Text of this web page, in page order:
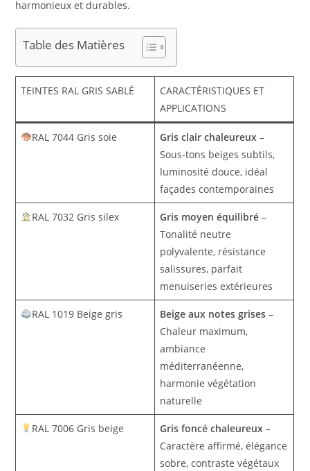
harmonieux et durables.
Table des Matières
TEINTES RAL GRIS SABLÉ
CARACTÉRISTIQUES ET
APPLICATIONS
RAL 7044 Gris soie Gris clair chaleureux –
Sous-tons beiges subtils,
luminosité douce, idéal
façades contemporaines
RAL 7032 Gris silex Gris moyen équilibré –
Tonalité neutre
polyvalente, résistance
salissures, parfait
menuiseries extérieures
RAL 1019 Beige gris Beige aux notes grises –
Chaleur maximum,
ambiance
méditerranéenne,
harmonie végétation
naturelle
RAL 7006 Gris beige Gris foncé chaleureux –
Caractère affirmé, élégance
sobre, contraste végétaux